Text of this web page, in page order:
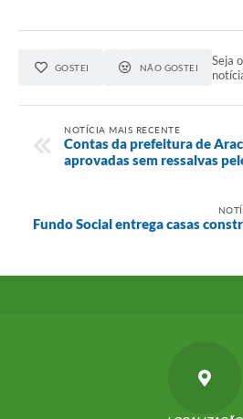
GOSTEI NÃO GOSTEI
Seja
NOTÍCIA MAIS RECENTE
Contas da prefeitura de
aprovadas sem ressalvas
Fundo Social entrega casas